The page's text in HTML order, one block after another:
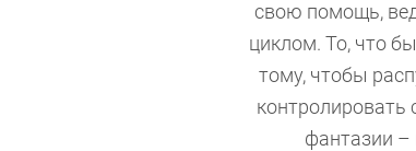
свою помощь,
циклом. То, что
тому, чтобы
контролировать
фантазии –